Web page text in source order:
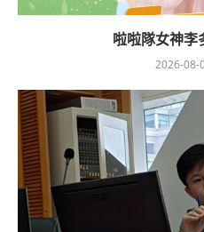
啦啦隊女神李
2026-08-